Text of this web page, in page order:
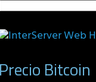
Precio Bitcoin